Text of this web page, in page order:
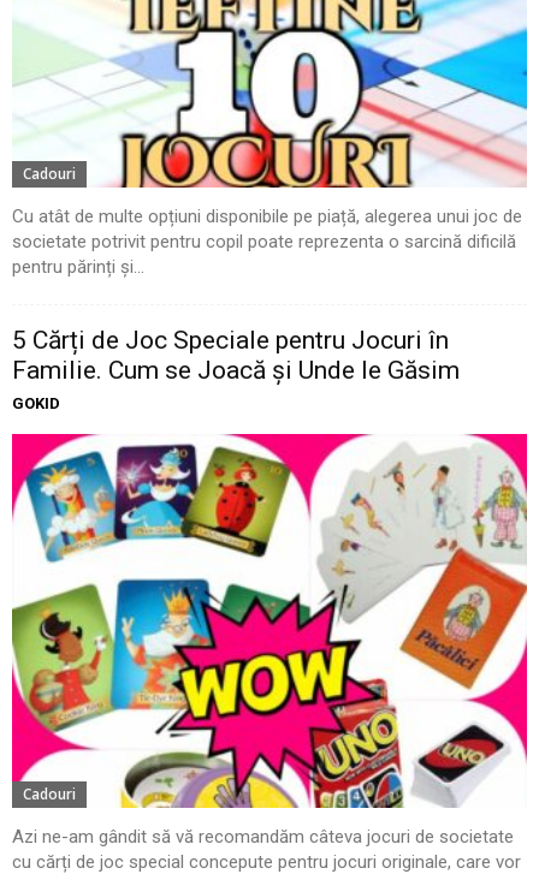
Cadouri
Cu atât de multe opțiuni disponibile pe piață, alegerea unui joc de
societate potrivit pentru copil poate reprezenta o sarcină dificilă
pentru părinți și...
5 Cărți de Joc Speciale pentru Jocuri în
Familie. Cum se Joacă și Unde le Găsim
GOKID
Cadouri
Azi ne-am gândit să vă recomandăm câteva jocuri de societate
cu cărți de joc special concepute pentru jocuri originale, care vor